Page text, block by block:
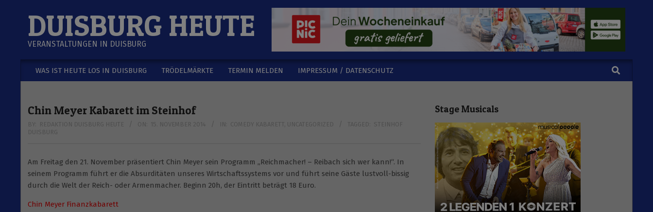
DUISBURG HEUTE
VERANSTALTUNGEN IN DUISBURG
Secondary
WAS IST HEUTE LOS IN DUISBURG TRÖDELMÄRKTE TERMIN MELDEN IMPRESSUM / DATENSCHUTZ Search
Chin Meyer Kabarett im Steinhof
BY: REDAKTION DUISBURG HEUTE ON: 15. NOVEMBER 2014 IN: COMEDY KABARETT UNCATEGORIZED TAGGED:
STEINHOF
DUISBURG
Am Freitag den 21. November präsentiert Chin Meyer sein Programm „Reichmacher! – Reibach sich wer kann!“. In
seinem Programm führt er die Absurditäten unseres Wirtschaftssystems vor und führt seine Gäste lustvoll-bissig
durch die Welt der Reich- oder Armenmacher. Beginn 20h, der Eintritt beträgt 18 Euro.
Chin Meyer Finanzkabarett
Stage Musicals